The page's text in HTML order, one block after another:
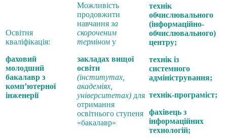
Освітня
кваліфікація:
фаховий
молодший
бакалавр з
комп’ютерної
інженерії
Можливість
продовжити
навчання за
скороченим
терміном у
закладах вищої
освіти
(інститутах,
академіях,
університетах) для
отримання
освітнього ступеня
«бакалавр»
технік
обчислювального
(інформаційно-
обчислювального)
центру;
технік із
системного
адміністрування;
технік-програміст;
фахівець з
інформаційних
технологій;